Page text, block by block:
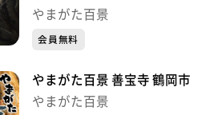
やまがた百景
会員無料
やまがた百景 善宝寺 鶴岡市
やまがた百景